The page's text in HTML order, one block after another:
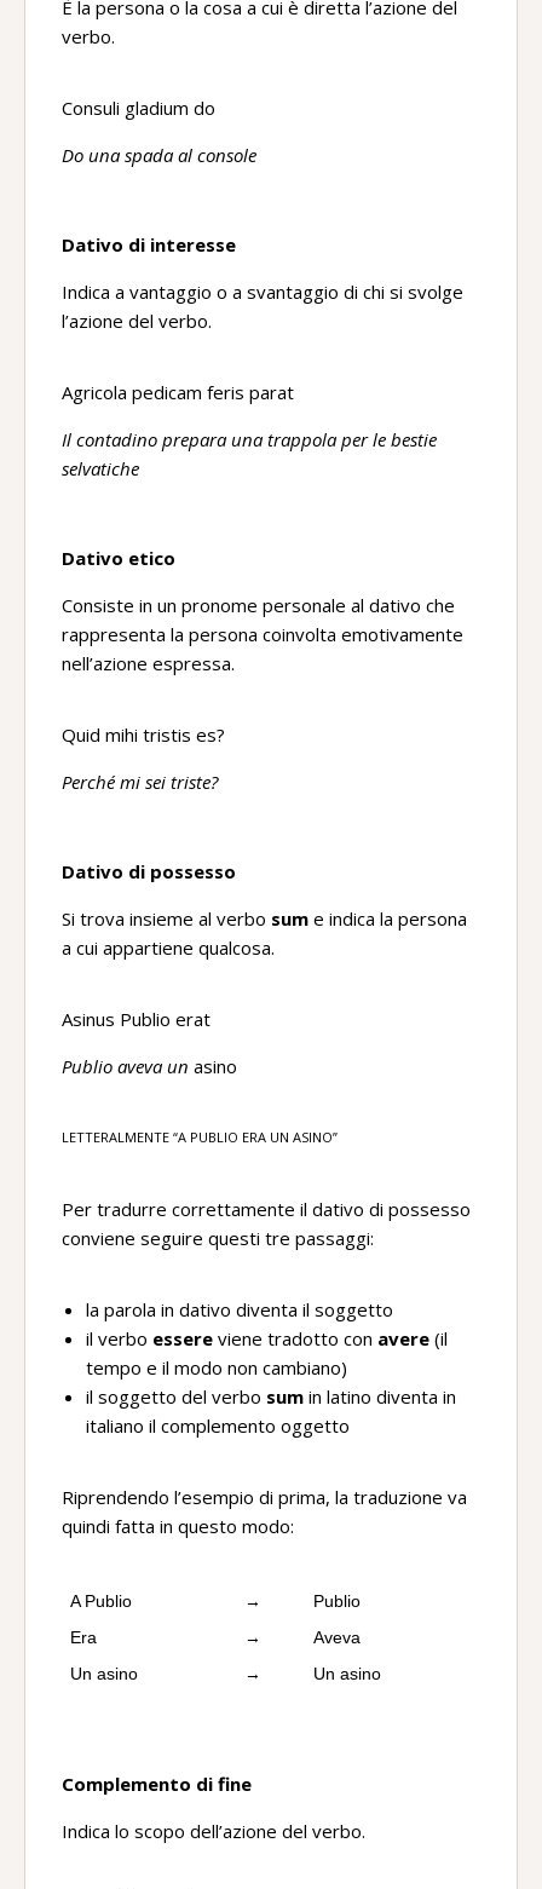
È la persona o la cosa a cui è diretta l’azione del
verbo.
Consuli gladium do
Do una spada al console
Dativo di interesse
Indica a vantaggio o a svantaggio di chi si svolge
l’azione del verbo.
Agricola pedicam feris parat
Il contadino prepara una trappola per le bestie
selvatiche
Dativo etico
Consiste in un pronome personale al dativo che
rappresenta la persona coinvolta emotivamente
nell’azione espressa.
Quid mihi tristis es?
Perché mi sei triste?
Dativo di possesso
Si trova insieme al verbo sum e indica la persona
a cui appartiene qualcosa.
Asinus Publio erat
Publio aveva un asino
LETTERALMENTE “A PUBLIO ERA UN ASINO”
Per tradurre correttamente il dativo di possesso
conviene seguire questi tre passaggi:
la parola in dativo diventa il soggetto
il verbo essere viene tradotto con avere (il
tempo e il modo non cambiano)
il soggetto del verbo sum in latino diventa in
italiano il complemento oggetto
Riprendendo l’esempio di prima, la traduzione va
quindi fatta in questo modo:
A Publio →
Publio
Era
→
Aveva
Un asino
→ Un asino
Complemento di fine
Indica lo scopo dell’azione del verbo.